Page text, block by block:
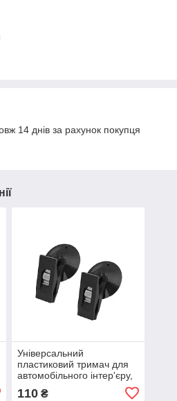
14 днів за рахунок покупця
Універсальний
пластиковий тримач для
автомобільного інтер'єру,
OEM 2 шт. чорний 04083
110₴